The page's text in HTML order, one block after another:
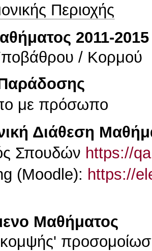
Περιοχής
2011-2015
/ Κορμού
με πρόσωπο
Διάθεση
Σπουδών https://
(Moodle): https://
Μαθήματος
'κομψής'